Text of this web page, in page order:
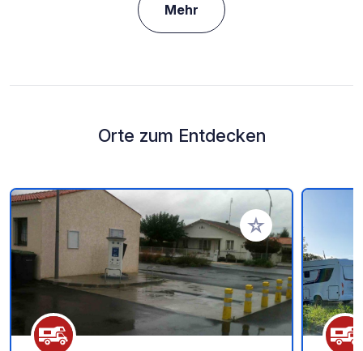
Mehr
Orte zum Entdecken
Zu Ihren Favoriten